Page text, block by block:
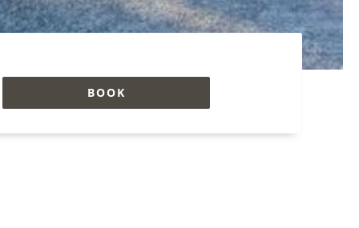
BOOK